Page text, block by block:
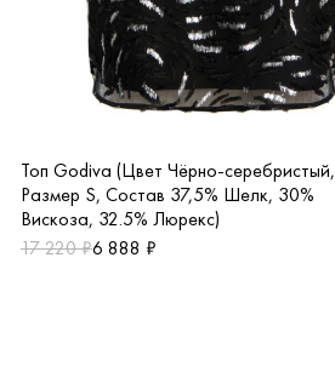
Топ Godiva (Цвет Чёрно-серебристый,
Размер S, Состав 37,5% Шелк, 30%
Вискоза, 32.5% Люрекс)
17 220 ₽6 888 ₽